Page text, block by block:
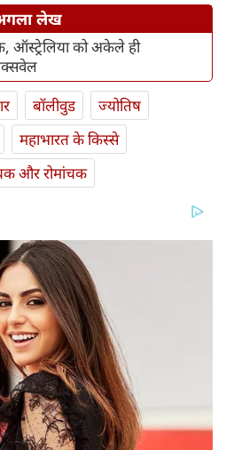
लेख
ऑस्ट्रेलिया को अकेले ही
बॉलीवुड
ज्योतिष
महाभारत के किस्से
और रोमांचक